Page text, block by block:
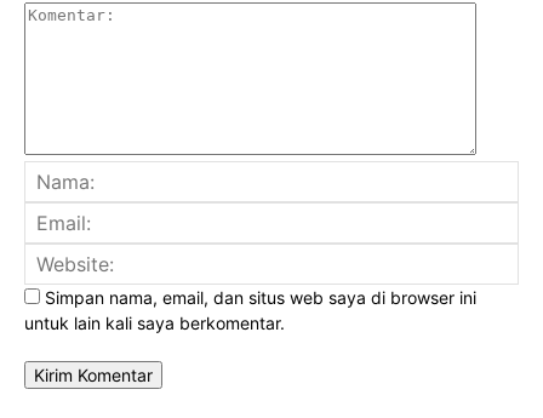
Simpan nama, email, dan situs web saya di browser ini
untuk lain kali saya berkomentar.